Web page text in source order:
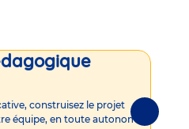
construisez le projet
équipe, en toute autonomie !